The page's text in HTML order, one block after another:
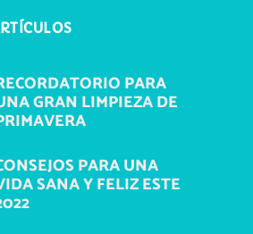
PARA
GRAN LIMPIEZA DE
PARA UNA
SANA Y FELIZ ESTE